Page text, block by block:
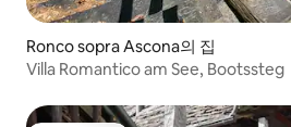
Ronco sopra Ascona의 집
Villa Romantico am See, Bootssteg